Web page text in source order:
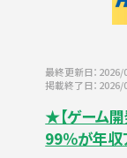
最終更新日：
掲載終了日：
★【ゲーム
99％が年収